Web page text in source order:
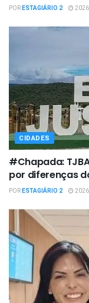
PORESTAGIÁRIO 2
CIDADES
#Chapada:
por diferenças
PORESTAGIÁRIO 2